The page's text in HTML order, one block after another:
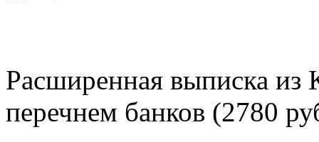
Расширенная выписка из
перечнем банков (2780